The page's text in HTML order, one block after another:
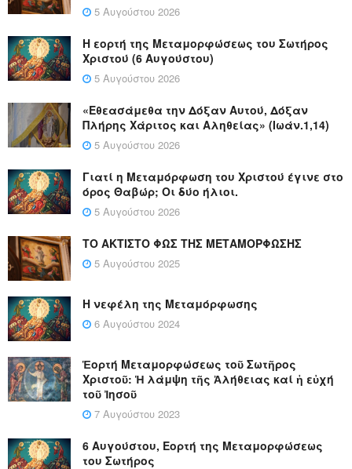
5 Αυγούστου 2026
Η εορτή της Μεταμορφώσεως του Σωτήρος
Χριστού (6 Αυγούστου)
5 Αυγούστου 2026
«Εθεασάμεθα την Δόξαν Αυτού, Δόξαν
Πλήρης Χάριτος και Αληθείας» (Ιωάν.1,14)
5 Αυγούστου 2026
Γιατί η Μεταμόρφωση του Χριστού έγινε στο
όρος Θαβώρ; Οι δύο ήλιοι.
5 Αυγούστου 2026
ΤΟ ΑΚΤΙΣΤΟ ΦΩΣ ΤΗΣ ΜΕΤΑΜΟΡΦΩΣΗΣ
5 Αυγούστου 2025
Η νεφέλη της Μεταμόρφωσης
6 Αυγούστου 2024
Ἑορτή Μεταμορφώσεως τοῦ Σωτῆρος
Χριστοῦ: Ἡ λάμψη τῆς Ἀλήθειας καί ἡ εὐχή
τοῦ Ἰησοῦ
7 Αυγούστου 2023
6 Αυγούστου, Εορτή της Μεταμορφώσεως
του Σωτήρος